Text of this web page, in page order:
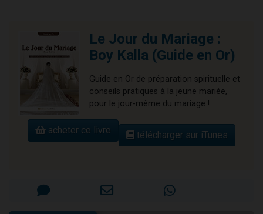
Le Jour du Mariage :
Boy Kalla (Guide en Or)
Guide en Or de préparation spirituelle et
conseils pratiques à la jeune mariée,
pour le jour-même du mariage !
acheter ce livre télécharger sur iTunes